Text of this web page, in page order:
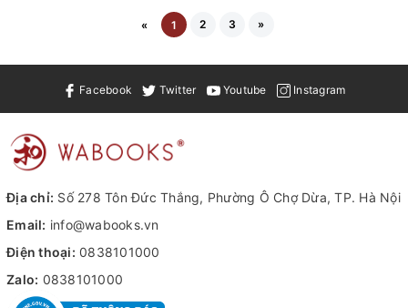
« 1 2 3 »
Facebook Twitter Youtube Instagram
Địa chỉ: Số 278 Tôn Đức Thắng, Phường Ô Chợ Dừa, TP. Hà Nội
Email: info@wabooks.vn
Điện thoại: 0838101000
Zalo: 0838101000